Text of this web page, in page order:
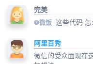
完美
@微饭 这些代码 怎
阿里百秀
微信的受众面现在